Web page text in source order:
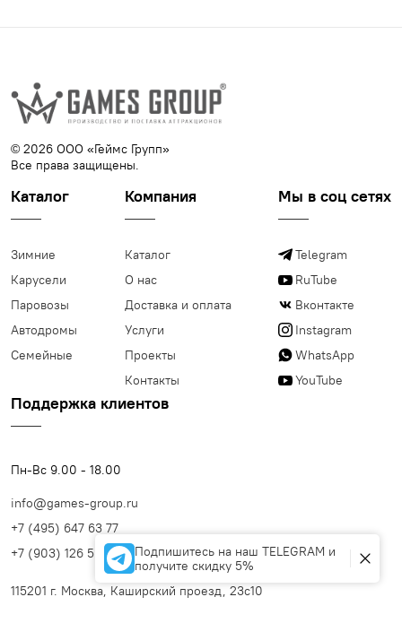
© 2026 ООО «Геймс Групп»
Все права защищены.
Каталог
Зимние
Карусели
Паровозы
Автодромы
Семейные
Компания
Каталог
О нас
Доставка и оплата
Услуги
Проекты
Контакты
Мы в соц сетях
Telegram
RuTube
Вконтакте
Instagram
WhatsApp
YouTube
Поддержка клиентов
Пн-Вс 9.00 - 18.00
info@games-group.ru
+7 (495) 647 63 77
+7 (903) 126 56 99
115201 г. Москва, Каширский проезд, 23с10
Подпишитесь на наш TELEGRAM и
получите скидку 5%